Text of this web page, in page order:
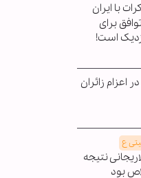
با ایران
برای
است!
اعزام زائران
ع
نتیجه
بود